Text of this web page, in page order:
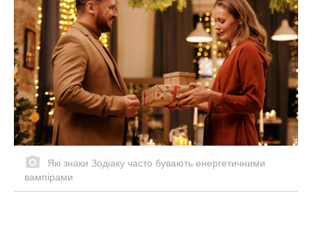
Які знаки Зодіаку часто бувають енергетичними
вампірами